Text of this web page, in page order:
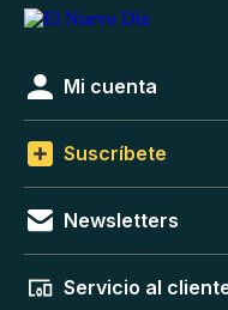
Mi cuenta
Suscríbete
Newsletters
Servicio al